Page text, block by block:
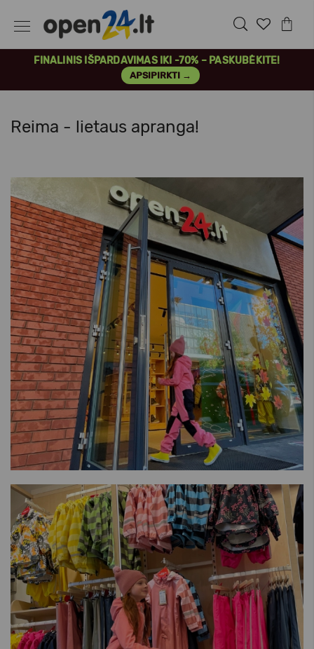
FINALINIS IŠPARDAVIMAS IKI -70% – PASKUBĖKITE!
APSIPIRKTI →
Reima - lietaus apranga!